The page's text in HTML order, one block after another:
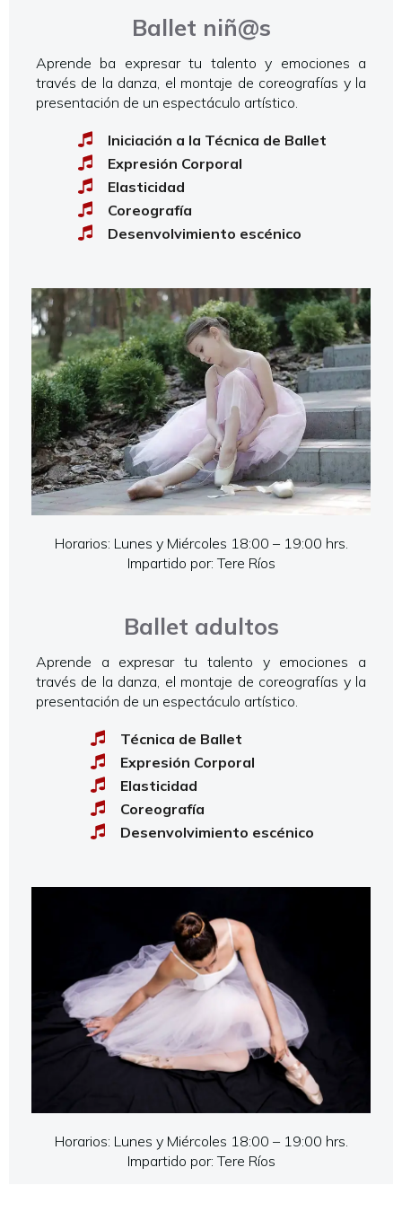
Horarios: Lunes y Miércoles 18:00 – 19:00 hrs.
Impartido por: Tere Ríos
Ballet niñ@s
Aprende ba expresar tu talento y emociones a
través de la danza, el montaje de coreografías y la
presentación de un espectáculo artístico.
Iniciación a la Técnica de Ballet
Expresión Corporal
Elasticidad
Coreografía
Desenvolvimiento escénico
Ballet adultos
Aprende a expresar tu talento y emociones a
través de la danza, el montaje de coreografías y la
presentación de un espectáculo artístico.
Técnica de Ballet
Expresión Corporal
Elasticidad
Coreografía
Desenvolvimiento escénico
Horarios: Lunes y Miércoles 18:00 – 19:00 hrs.
Impartido por: Tere Ríos